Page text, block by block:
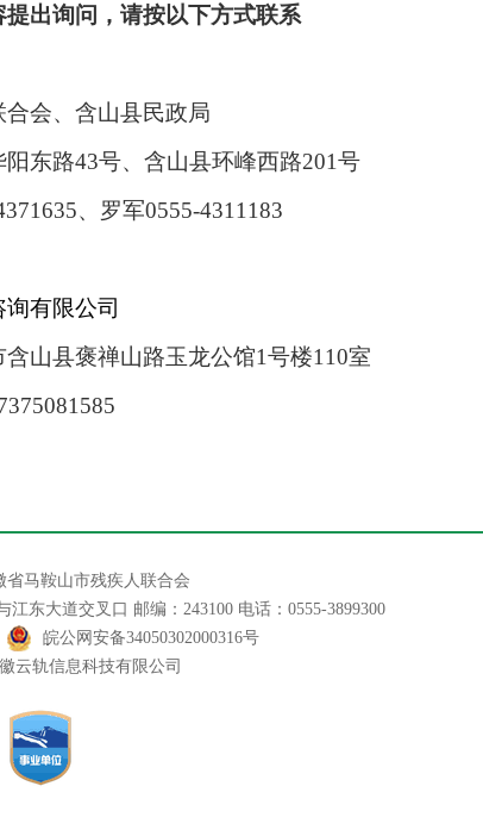
出询问，请按以下方式联系
会、含山县民政局
阳东路43号、含山县环峰西路201号
、罗军0555-4311183
有限公司
山县褒禅山路玉龙公馆1号楼110室
省马鞍山市残疾人联合会
东大道交叉口 邮编：243100 电话：0555-3899300
皖公网安备34050302000316号
云轨信息科技有限公司